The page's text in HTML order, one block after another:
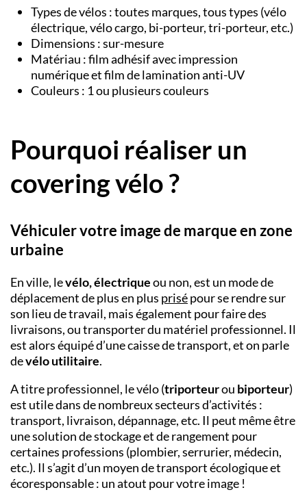
Types de vélos : toutes marques, tous types (vélo
électrique, vélo cargo, bi-porteur, tri-porteur, etc.)
Dimensions : sur-mesure
Matériau : film adhésif avec impression
numérique et film de lamination anti-UV
Couleurs : 1 ou plusieurs couleurs
Pourquoi réaliser un
covering vélo ?
Véhiculer votre image de marque en zone
urbaine
En ville, levélo, électriqueou non, est un mode de
déplacement de plus en plus prisépour se rendre sur
son lieu de travail, mais également pour faire des
livraisons, ou transporter du matériel professionnel. Il
est alors équipé d’une caisse de transport, et on parle
devélo utilitaire.
A titre professionnel, le vélo (triporteurou biporteur)
est utile dans de nombreux secteurs d’activités :
transport, livraison, dépannage, etc. Il peut même être
une solution de stockage et de rangement pour
certaines professions (plombier, serrurier, médecin,
etc.). Il s’agit d’un moyen de transport écologique et
écoresponsable : un atout pour votre image !